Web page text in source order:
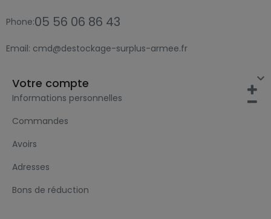
Phone:05 56 06 86 43
Email: cmd@destockage-surplus-armee.fr

Votre compte
Informations personnelles
Commandes
Avoirs
Adresses
Bons de réduction